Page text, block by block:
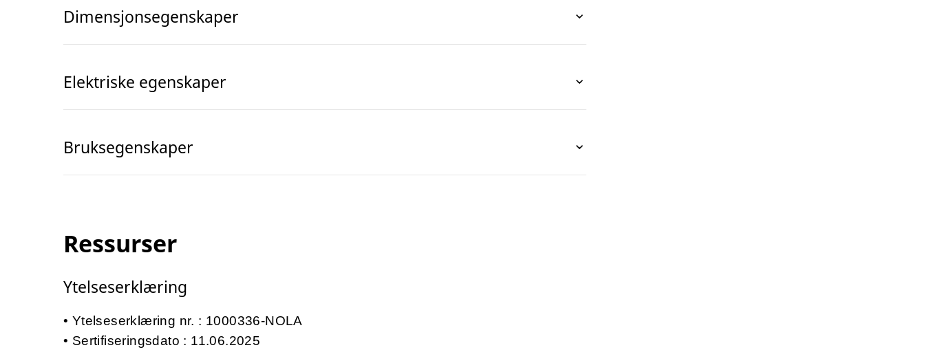
Dimensjonsegenskaper
Elektriske egenskaper
Bruksegenskaper
Ressurser
Ytelseserklæring
Ytelseserklæring nr. : 1000336-NOLA
Sertifiseringsdato : 11.06.2025